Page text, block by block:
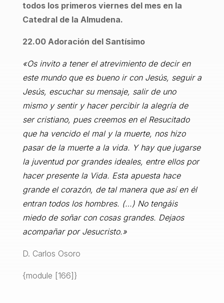
todos los primeros viernes del mes en la
Catedral de la Almudena.
22.00 Adoración del Santísimo
«Os invito a tener el atrevimiento de decir en
este mundo que es bueno ir con Jesús, seguir a
Jesús, escuchar su mensaje, salir de uno
mismo y sentir y hacer percibir la alegría de
ser cristiano, pues creemos en el Resucitado
que ha vencido el mal y la muerte, nos hizo
pasar de la muerte a la vida. Y hay que jugarse
la juventud por grandes ideales, entre ellos por
hacer presente la Vida. Esta apuesta hace
grande el corazón, de tal manera que así en él
entran todos los hombres. (…) No tengáis
miedo de soñar con cosas grandes. Dejaos
acompañar por Jesucristo.»
D. Carlos Osoro
{module [166]}